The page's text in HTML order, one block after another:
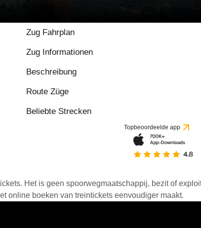
Zug Fahrplan
Zug Informationen
Beschreibung
Route Züge
Beliebte Strecken
Topbeoordeelde app
Het is geen spoorwegmaatschappij, bezit of
online boeken van treintickets eenvoudiger maakt.
/ 10 basierend auf 1